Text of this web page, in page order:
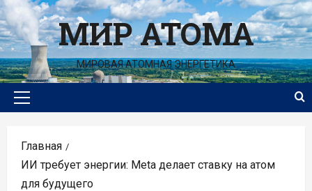
Перейти
к
содержимомуМИР АТОМА
МИРОВАЯ АТОМНАЯ ЭНЕРГЕТИКА
Основное
Главная
ИИ требует энергии: Meta делает ставку на атом
для будущего